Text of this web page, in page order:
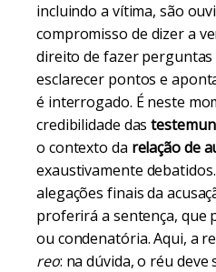
incluindo a vítima, são
compromisso de dizer a
direito de fazer
esclarecer pontos e
é interrogado. É neste
credibilidade das
o contexto da relação de
exaustivamente
alegações finais da
proferirá a sentença, que
ou condenatória. Aqui, a
reo: na dúvida, o réu deve